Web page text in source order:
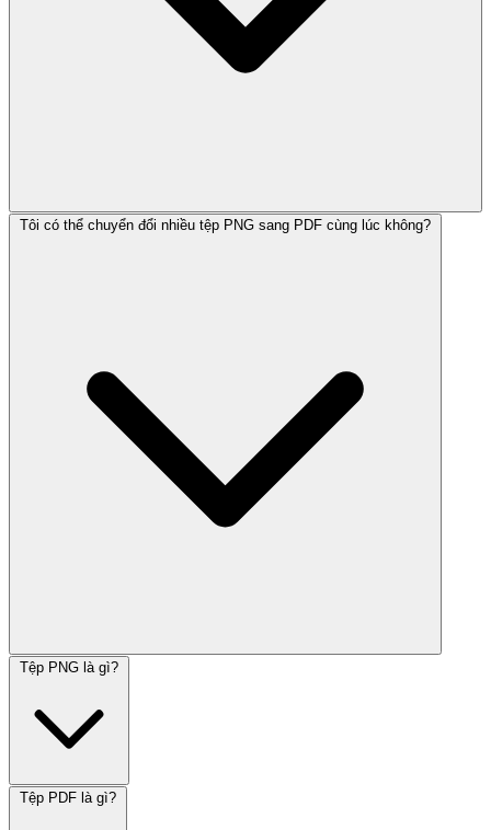
Tôi có thể chuyển đổi nhiều tệp PNG sang PDF cùng lúc không?
Tệp PNG là gì?
Tệp PDF là gì?